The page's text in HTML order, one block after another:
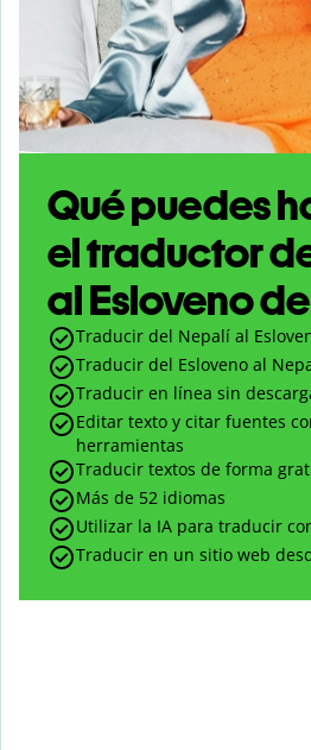
Qué puedes
el traductor
al Esloveno
Traducir del Nepalí al
Traducir del Esloveno al
Traducir en línea sin
Editar texto y citar fuentes
herramientas
Traducir textos de forma
Más de 52 idiomas
Utilizar la IA para traducir
Traducir en un sitio web